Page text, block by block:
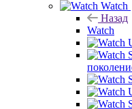
Watch
Назад
Watch